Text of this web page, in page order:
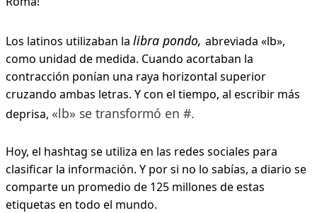
Los latinos utilizaban la libra pondo, abreviada «lb»,
como unidad de medida. Cuando acortaban la
contracción ponían una raya horizontal superior
cruzando ambas letras. Y con el tiempo, al escribir más
deprisa, «lb» se transformó en #.
Hoy, el hashtag se utiliza en las redes sociales para
clasificar la información. Y por si no lo sabías, a diario se
comparte un promedio de 125 millones de estas
etiquetas en todo el mundo.